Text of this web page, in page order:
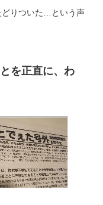
どりついた…という声
を正直に、わ